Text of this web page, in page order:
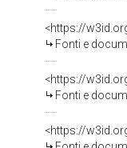
<https://
Fonti e
<https://
Fonti e
<https://